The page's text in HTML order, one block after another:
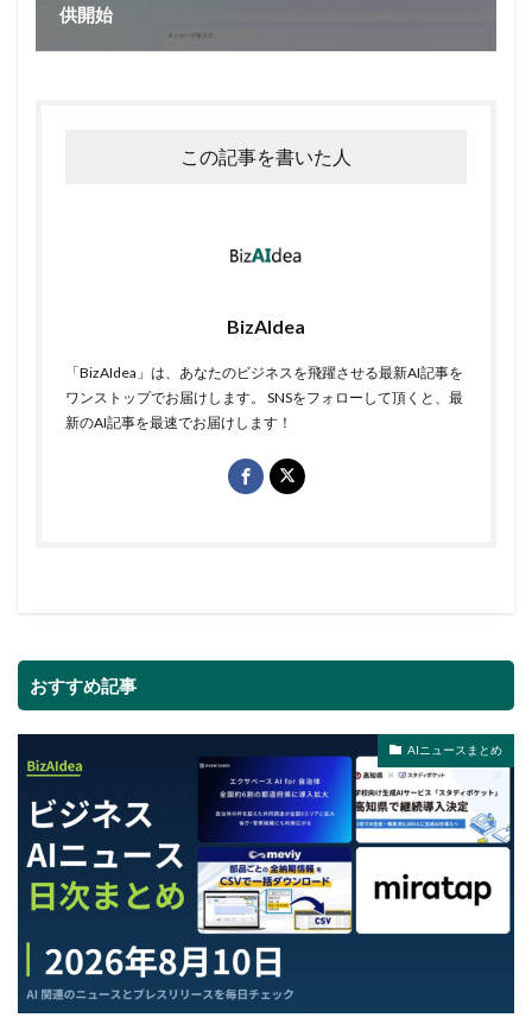
供開始
この記事を書いた人
BizAIdea
「BizAIdea」は、あなたのビジネスを飛躍させる最新AI記事を
ワンストップでお届けします。 SNSをフォローして頂くと、最
新のAI記事を最速でお届けします！
おすすめ記事
AIニュースまとめ